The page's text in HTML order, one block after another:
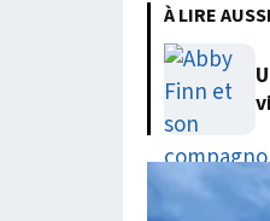
À LIRE AUSSI